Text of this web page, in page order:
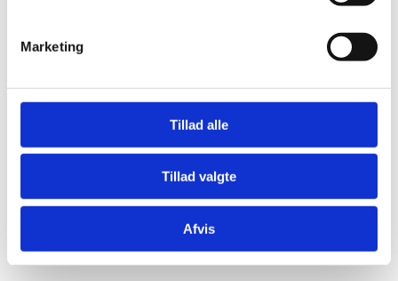
Marketing
Tillad alle
Tillad valgte
Afvis
Krystaller